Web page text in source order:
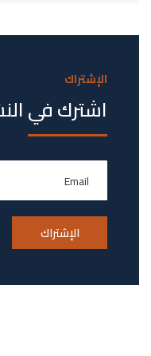
الإشتراك
اشترك في